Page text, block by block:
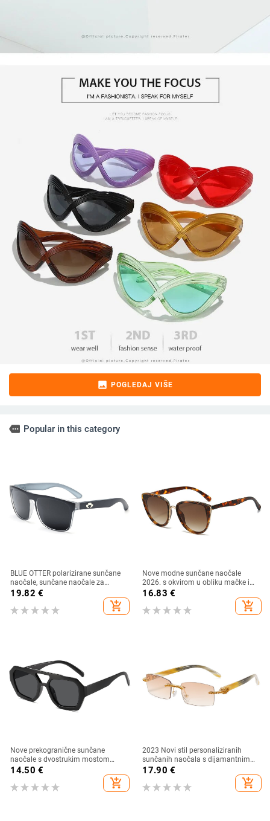
image POGLEDAJ VIŠE
more Popular in this category
BLUE OTTER polarizirane sunčane
naočale, sunčane naočale za
sportove na otvorenom, sunčane
naočale za plažu, naočale za
ribolov, sunčane naočale za vožnju,
19.82 €
add_shopping_cart
Nove modne sunčane naočale
2026. s okvirom u obliku mačke i
zlatnim rubom - moderne,
16.83 €
add_shopping_cart
Nove prekogranične sunčane
naočale s dvostrukim mostom
nepravilnog oblika, europski i
američki stil, popularne, moderne
sunčane naočale, jedinstvene
14.50 €
add_shopping_cart
2023 Novi stil personaliziranih
sunčanih naočala s dijamantnim
umetkom, moderne i četvrtaste
naočale s dijamantnim rezom, hip
hop sunčane naočale u uličnom
17.90 €
add_shopping_cart